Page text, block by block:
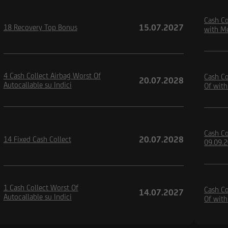
18 Recovery Top Bonus 15.07.2027
4 Cash Collect Airbag Worst Of
Autocallable su Indici
20.07.2028
14 Fixed Cash Collect 20.07.2028
1 Cash Collect Worst Of
Autocallable su Indici
14.07.2027
Cash
with
Cash
Of
Cash
Cash
Of